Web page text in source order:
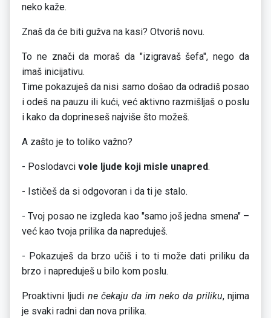
neko kaže.
Znaš da će biti gužva na kasi? Otvoriš novu.
To ne znači da moraš da "izigravaš šefa", nego da
imaš inicijativu.
Time pokazuješ da nisi samo došao da odradiš posao
i odeš na pauzu ili kući, već aktivno razmišljaš o poslu
i kako da doprineseš najviše što možeš.
A zašto je to toliko važno?
- Poslodavci vole ljude koji misle unapred.
- Ističeš da si odgovoran i da ti je stalo.
- Tvoj posao ne izgleda kao "samo još jedna smena" –
već kao tvoja prilika da napreduješ.
- Pokazuješ da brzo učiš i to ti može dati priliku da
brzo i napreduješ u bilo kom poslu.
Proaktivni ljudi ne čekaju da im neko da priliku, njima
je svaki radni dan nova prilika.